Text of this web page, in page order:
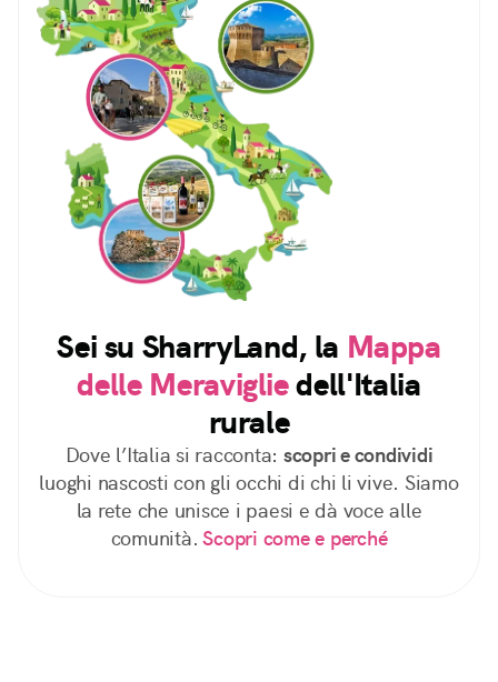
Sei su SharryLand, la Mappa
delle Meravigliedell'Italia
rurale
Dove l’Italia si racconta: scopri e condividi
luoghi nascosti con gli occhi di chi li vive. Siamo
la rete che unisce i paesi e dà voce alle
comunità. Scopri come e perché